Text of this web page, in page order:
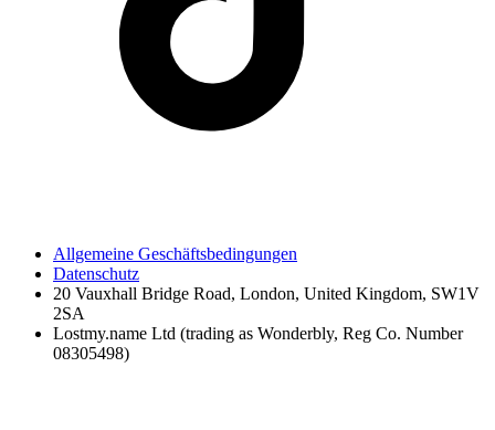
Allgemeine Geschäftsbedingungen
Datenschutz
20 Vauxhall Bridge Road, London, United Kingdom, SW1V
2SA
Lostmy.name Ltd (trading as Wonderbly, Reg Co. Number
08305498)